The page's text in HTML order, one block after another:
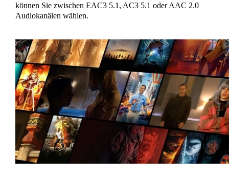
können Sie zwischen EAC3 5.1, AC3 5.1 oder AAC 2.0
Audiokanälen wählen.